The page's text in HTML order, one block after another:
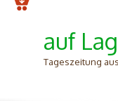
auf
Tageszeitung